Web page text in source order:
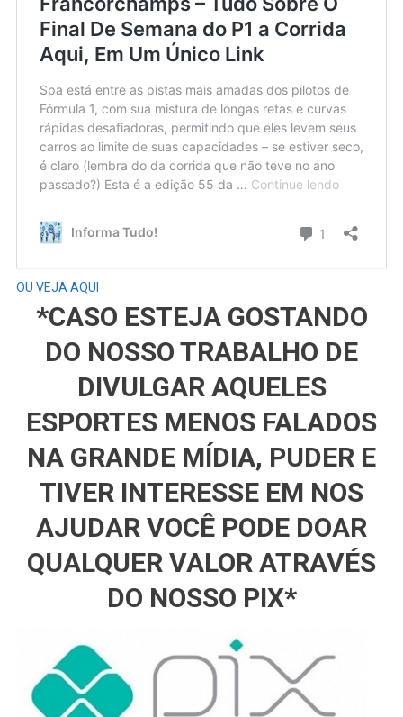
OU VEJA AQUI
*CASO ESTEJA GOSTANDO
DO NOSSO TRABALHO DE
DIVULGAR AQUELES
ESPORTES MENOS FALADOS
NA GRANDE MÍDIA, PUDER E
TIVER INTERESSE EM NOS
AJUDAR VOCÊ PODE DOAR
QUALQUER VALOR ATRAVÉS
DO NOSSO PIX*